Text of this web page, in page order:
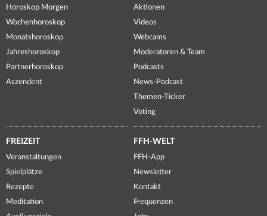
Horoskop Morgen
Wochenhoroskop
Monatshoroskop
Jahreshoroskop
Partnerhoroskop
Aszendent
Aktionen
Videos
Webcams
Moderatoren & Team
Podcasts
News-Podcast
Themen-Ticker
Voting
FREIZEIT
Veranstaltungen
Spielplätze
Rezepte
Meditation
FFH-WELT
FFH-App
Newsletter
Kontakt
Frequenzen